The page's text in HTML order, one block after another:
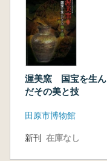
渥美窯 国宝を生ん
だその美と技
田原市博物館
新刊 在庫なし